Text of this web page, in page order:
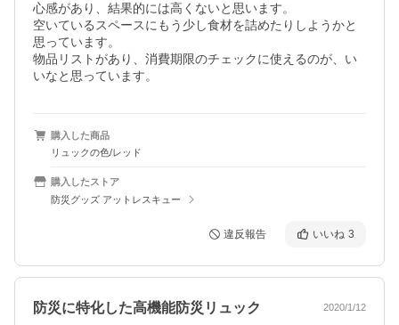
心感があり、結果的には高くないと思います。
空いているスペースにもう少し食材を詰めたりしようかと
思っています。
物品リストがあり、消費期限のチェックに使えるのが、い
いなと思っています。
購入した商品
リュックの色/レッド
購入したストア
防災グッズ アットレスキュー
違反報告 いいね 3
防災に特化した高機能防災リュック 2020/1/12